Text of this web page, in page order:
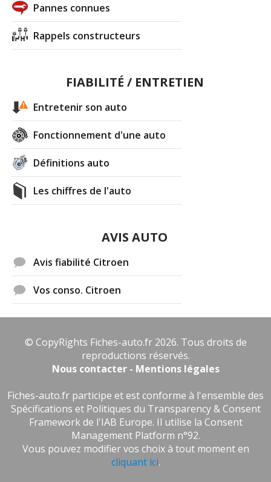
Pannes connues
Rappels constructeurs
FIABILITÉ / ENTRETIEN
Entretenir son auto
Fonctionnement d'une auto
Définitions auto
Les chiffres de l'auto
AVIS AUTO
Avis fiabilité Citroen
Vos conso. Citroen
© CopyRights Fiches-auto.fr 2026. Tous droits de
reproductions réservés.
Nous contacter - Mentions légales
Fiches-auto.fr participe et est conforme à l'ensemble des
Spécifications et Politiques du Transparency & Consent
Framework de l'IAB Europe. Il utilise la Consent
Management Platform n°92.
Vous pouvez modifier vos choix à tout moment en
cliquant ici.